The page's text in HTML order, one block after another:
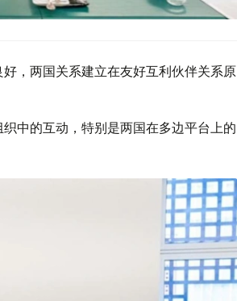
，两国关系建立在友好互利伙伴关系原
中的互动，特别是两国在多边平台上的